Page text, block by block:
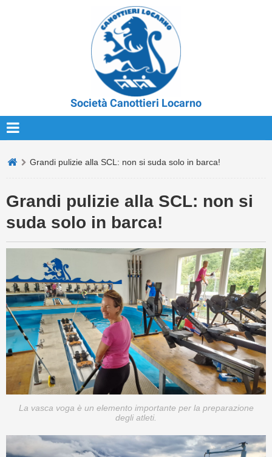
Società Canottieri Locarno
Grandi pulizie alla SCL: non si suda solo in barca!
Grandi pulizie alla SCL: non si
suda solo in barca!
La vasca voga è un elemento importante per la preparazione
degli atleti.